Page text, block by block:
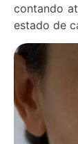
contando
estado de